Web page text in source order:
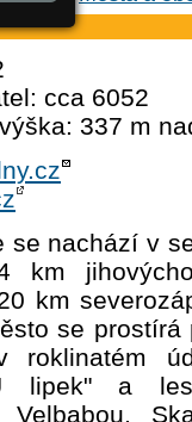
cca 6052
337 m
se nachází v
km
km
se prostírá
roklinatém
lipek" a
Velbabou,